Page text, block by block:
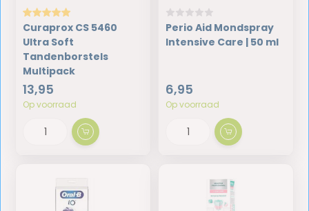
Curaprox CS 5460
Ultra Soft
Tandenborstels
Multipack
13,95
Op voorraad
Perio Aid Mondspray
Intensive Care | 50 ml
6,95
Op voorraad